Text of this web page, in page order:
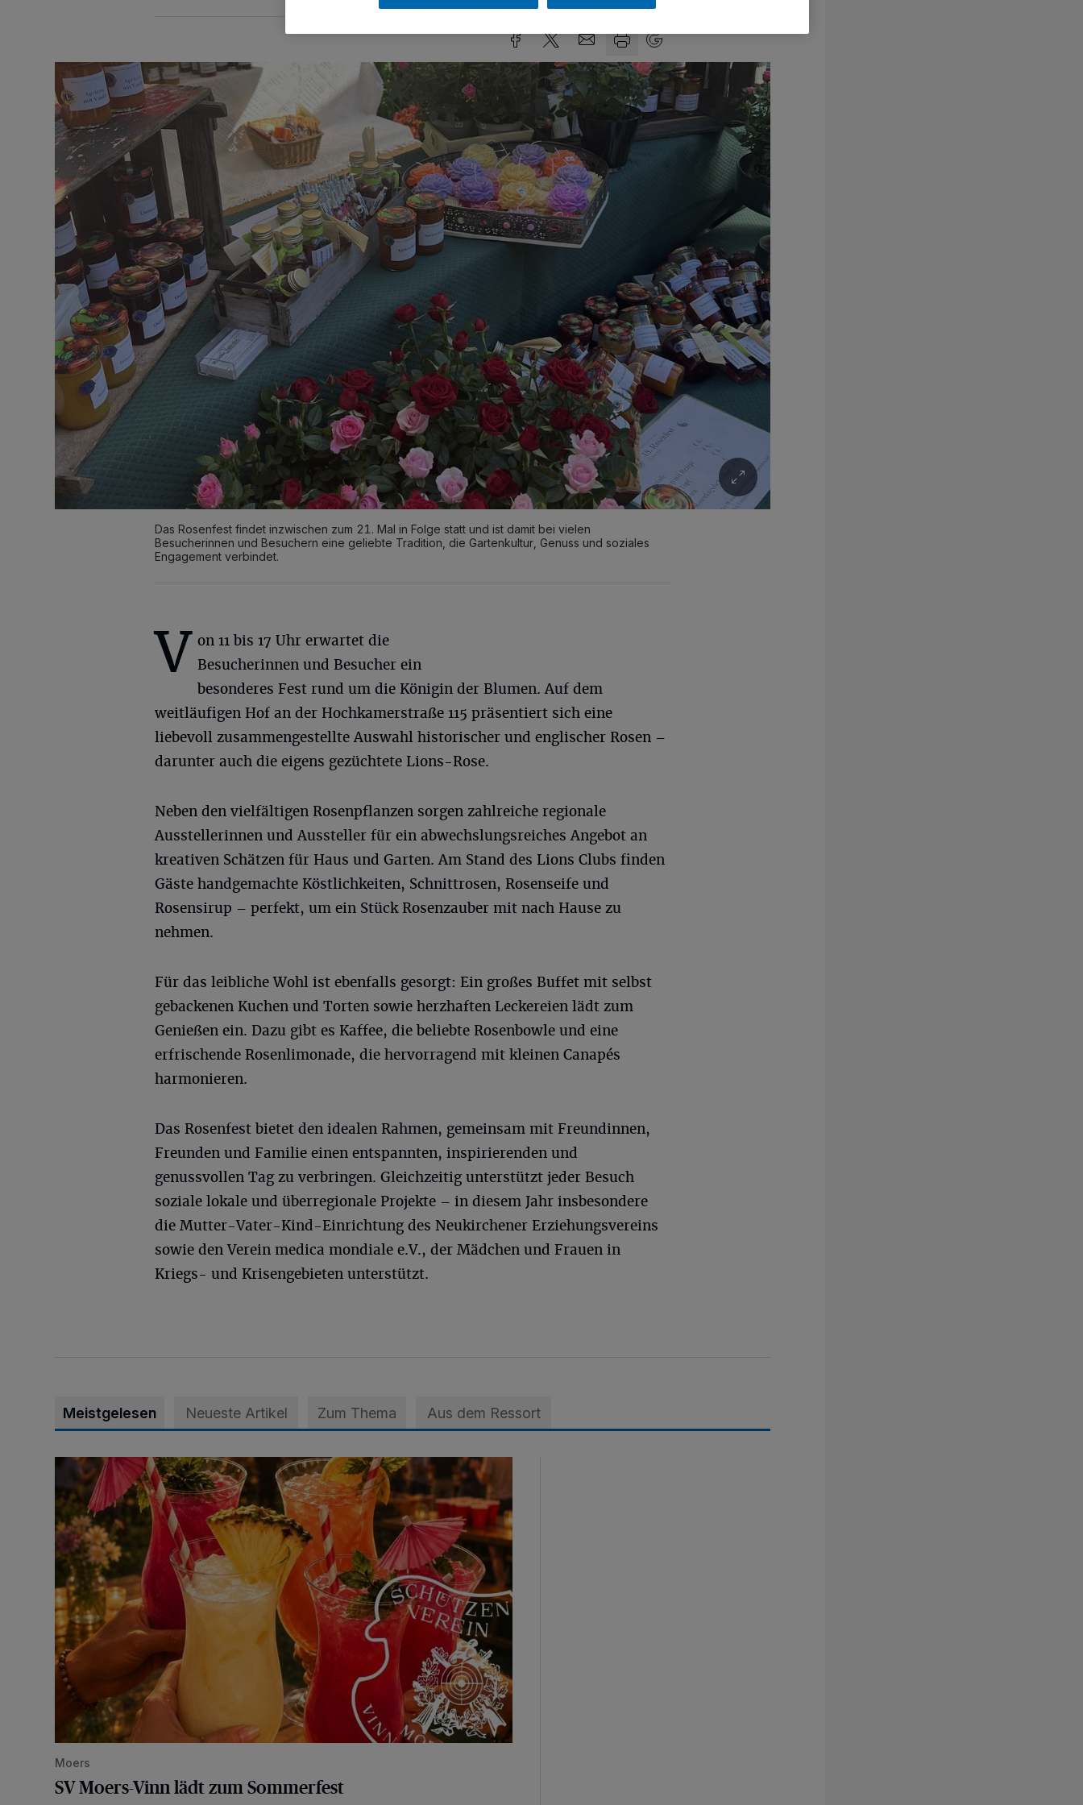
Das Rosenfest findet inzwischen zum 21. Mal in Folge statt und ist damit bei vielen
Besucherinnen und Besuchern eine geliebte Tradition, die Gartenkultur, Genuss und soziales
Engagement verbindet.
V on 11 bis 17 Uhr erwartet die
Besucherinnen und Besucher ein
besonderes Fest rund um die Königin der Blumen. Auf dem
weitläufigen Hof an der Hochkamerstraße 115 präsentiert sich eine
liebevoll zusammengestellte Auswahl historischer und englischer Rosen –
darunter auch die eigens gezüchtete Lions-Rose.
Neben den vielfältigen Rosenpflanzen sorgen zahlreiche regionale
Ausstellerinnen und Aussteller für ein abwechslungsreiches Angebot an
kreativen Schätzen für Haus und Garten. Am Stand des Lions Clubs finden
Gäste handgemachte Köstlichkeiten, Schnittrosen, Rosenseife und
Rosensirup – perfekt, um ein Stück Rosenzauber mit nach Hause zu
nehmen.
Für das leibliche Wohl ist ebenfalls gesorgt: Ein großes Buffet mit selbst
gebackenen Kuchen und Torten sowie herzhaften Leckereien lädt zum
Genießen ein. Dazu gibt es Kaffee, die beliebte Rosenbowle und eine
erfrischende Rosenlimonade, die hervorragend mit kleinen Canapés
harmonieren.
Das Rosenfest bietet den idealen Rahmen, gemeinsam mit Freundinnen,
Freunden und Familie einen entspannten, inspirierenden und
genussvollen Tag zu verbringen. Gleichzeitig unterstützt jeder Besuch
soziale lokale und überregionale Projekte – in diesem Jahr insbesondere
die Mutter-Vater-Kind-Einrichtung des Neukirchener Erziehungsvereins
sowie den Verein medica mondiale e.V., der Mädchen und Frauen in
Kriegs- und Krisengebieten unterstützt.
Meistgelesen Neueste Artikel Zum Thema Aus dem Ressort
SV Moers-Vinn lädt zum Sommerfest
Moers
SV Moers-Vinn lädt zum Sommerfest